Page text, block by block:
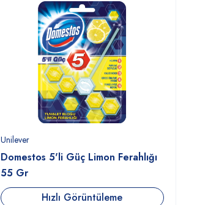
Unilever
Domestos 5'li Güç Limon Ferahlığı
55 Gr
Hızlı Görüntüleme